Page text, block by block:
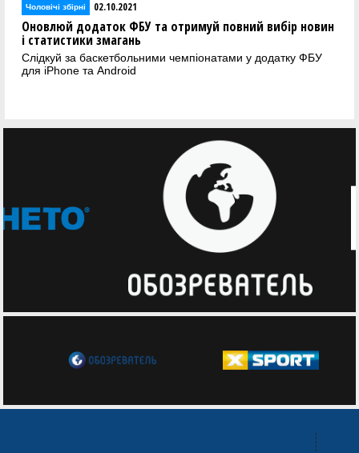
Чоловічі збірні 02.10.2021
Оновлюй додаток ФБУ та отримуй повний вибір новин
і статистики змагань
Слідкуй за баскетбольними чемпіонатами у додатку ФБУ
для iPhone та Android